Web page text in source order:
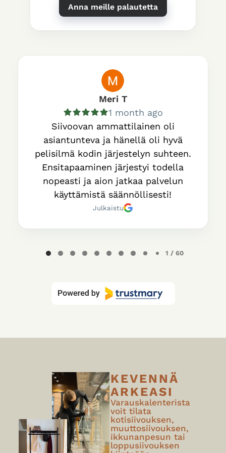
Anna meille palautetta
Meri T
1 month ago
Siivoovan ammattilainen oli
asiantunteva ja hänellä oli hyvä
pelisilmä kodin järjestelyn suhteen.
Ensitapaaminen järjestyi todella
nopeasti ja aion jatkaa palvelun
käyttämistä säännöllisesti!
Julkaistu
1 / 60
KEVENNÄ
ARKEASI
Varauskalenterista
voit tilata
kotisiivouksen,
muuttosiivouksen,
ikkunanpesun tai
loppusiivouksen